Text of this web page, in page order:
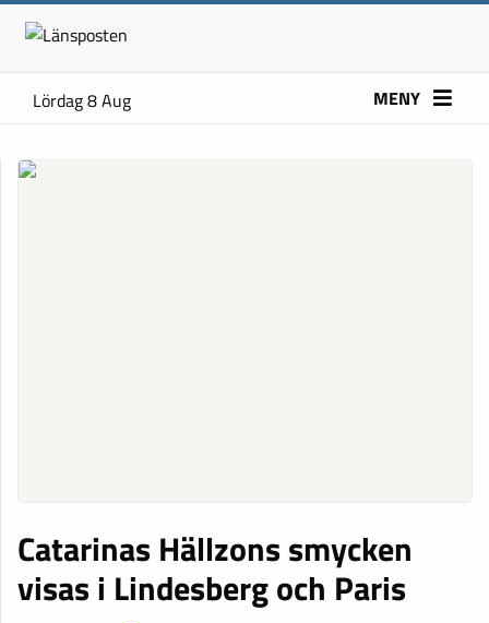
Lördag 8 Aug MENY
Catarinas Hällzons smycken
visas i Lindesberg och Paris